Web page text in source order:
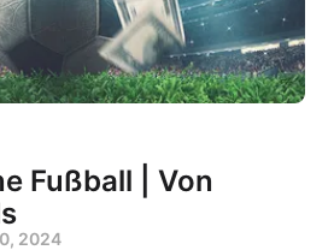
Fußball | Von
2024